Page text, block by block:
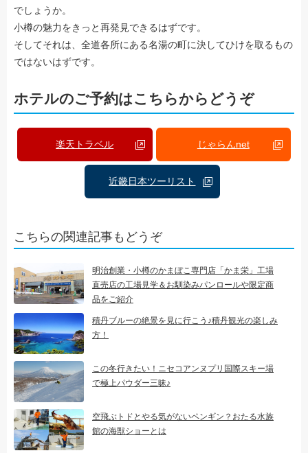
でしょうか。
小樽の魅力をきっと再発見できるはずです。
そしてそれは、全道各所にある名湯の町に決してひけを取るもの
ではないはずです。
ホテルのご予約はこちらからどうぞ
楽天トラベル じゃらんnet
近畿日本ツーリスト
こちらの関連記事もどうぞ
明治創業・小樽のかまぼこ専門店「かま栄」工場
直売店の工場見学＆お馴染みパンロールや限定商
品をご紹介
積丹ブルーの絶景を見に行こう♪積丹観光の楽しみ
方！
この冬行きたい！ニセコアンヌプリ国際スキー場
で極上パウダー三昧♪
空飛ぶトドとやる気がないペンギン？おたる水族
館の海獣ショーとは